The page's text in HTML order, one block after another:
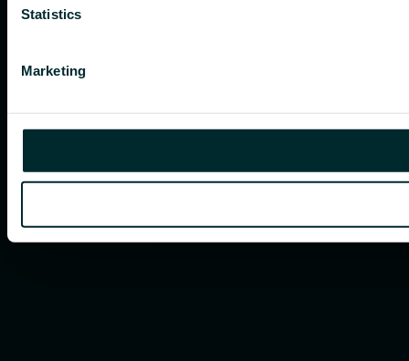
Statistics
Marketing